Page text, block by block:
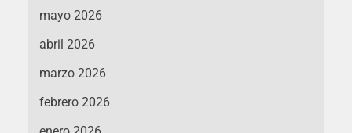
mayo 2026
abril 2026
marzo 2026
febrero 2026